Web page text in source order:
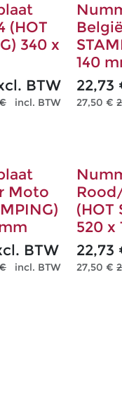
(HOT
340 x
BTW
incl. BTW
140
22,73
27,50 €
Moto
BTW
incl. BTW
(HOT
520 x
22,73
27,50 €